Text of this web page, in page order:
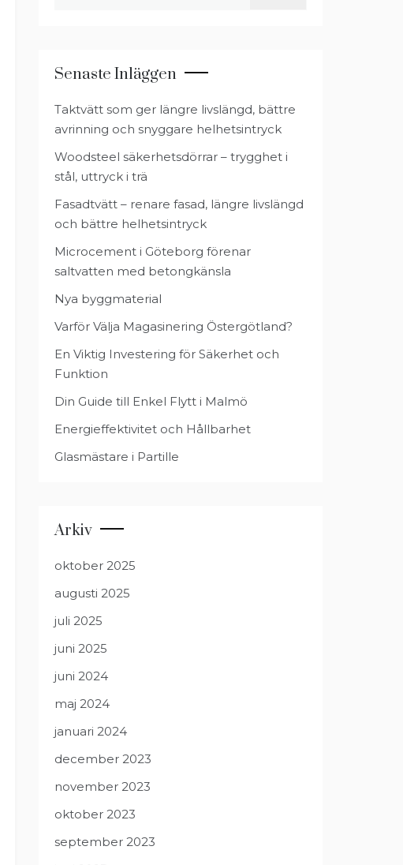
Senaste Inläggen
Taktvätt som ger längre livslängd, bättre
avrinning och snyggare helhetsintryck
Woodsteel säkerhetsdörrar – trygghet i
stål, uttryck i trä
Fasadtvätt – renare fasad, längre livslängd
och bättre helhetsintryck
Microcement i Göteborg förenar
saltvatten med betongkänsla
Nya byggmaterial
Varför Välja Magasinering Östergötland?
En Viktig Investering för Säkerhet och
Funktion
Din Guide till Enkel Flytt i Malmö
Energieffektivitet och Hållbarhet
Glasmästare i Partille
Arkiv
oktober 2025
augusti 2025
juli 2025
juni 2025
juni 2024
maj 2024
januari 2024
december 2023
november 2023
oktober 2023
september 2023